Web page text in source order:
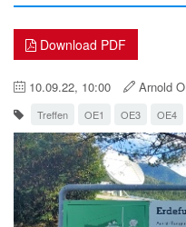
Download PDF
10.09.22, 10:00 Arnold
Treffen OE1 OE3 OE4